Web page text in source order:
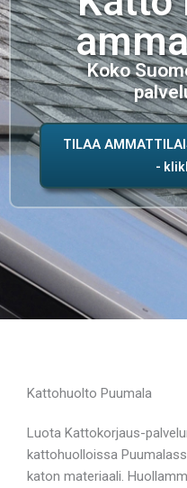
Koko
TILAA
Kattohuolto Puumala
Luota Kattokorjaus-
kattohuolloissa
katon materiaali.